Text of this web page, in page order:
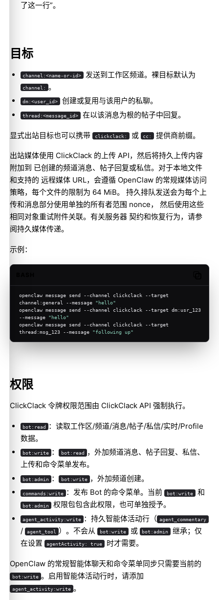
了这一行”。
目标
channel:<name-or-id> 发送到工作区频道。裸目标默认为
channel: 。
dm:<user_id> 创建或复用与该用户的私聊。
thread:<message_id> 在以该消息为根的帖子中回复。
显式出站目标也可以携带 clickclack: 或 cc: 提供商前缀。
出站媒体使用 ClickClack 的上传 API，然后将持久上传内容
附加到 已创建的频道消息、帖子回复或私信。对于本地文件
和支持的 远程媒体 URL，会遵循 OpenClaw 的常规媒体访问
策略，每个文件的限制为 64 MiB。 持久排队发送会为每个上
传和消息部分使用单独的所有者范围 nonce， 然后使用这些
相同对象重试附件关联。有关服务器 契约和恢复行为，请参
阅持久媒体传递。
示例：
openclaw message send --channel clickclack --target
channel:general --message "hello"
openclaw message send --channel clickclack --target dm:usr_123
--message "hello"
openclaw message send --channel clickclack --target
thread:msg_123 --message "following up"
权限
ClickClack 令牌权限范围由 ClickClack API 强制执行。
bot:read
：读取工作区/频道/消息/帖子/私信/实时/Profile
数据。
bot:write ： bot:read ，外加频道消息、帖子回复、私信、
上传和命令菜单发布。
bot:admin ： bot:write ，外加频道创建。
commands:write ：发布 Bot 的命令菜单。当前 bot:write 和
bot:admin 权限包包含此权限，也可单独授予。
agent_activity:write ：持久智能体活动行（ agent_commentary
/ agent_tool ）。不会从 bot:write 或 bot:admin
继承；仅
在设置
agentActivity: true 时才需要。
OpenClaw 的常规智能体聊天和命令菜单同步只需要当前的
bot:write 。启用智能体活动行时，请添加
agent_activity:write 。